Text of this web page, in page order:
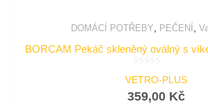
DOMÁCÍ POTŘEBY PEČENÍ
BORCAM Pekáč skleněný oválný s
0
5
VETRO-PLUS
359,00 Kč